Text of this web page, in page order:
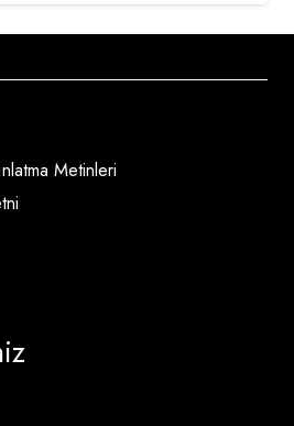
Metinleri